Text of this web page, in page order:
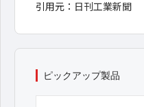
引用元： 日刊工業新聞
ピックアップ製品